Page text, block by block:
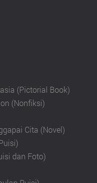
(Pictorial Book)
(Nonfiksi)
Cita (Novel)
dan Foto)